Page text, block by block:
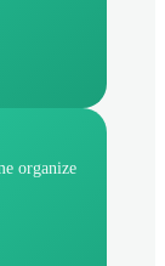
organize